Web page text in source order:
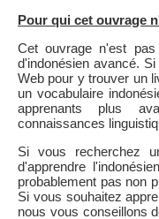
Pour qui cet ouvrage
Cet ouvrage n'est
d'indonésien avancé.
Web pour y trouver un
un vocabulaire
apprenants plus
connaissances
Si vous recherchez
d'apprendre
probablement pas non
Si vous souhaitez
nous vous conseillons